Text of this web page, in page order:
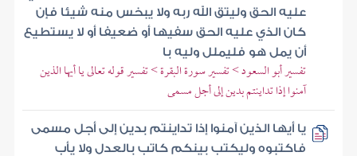
عليه الحق وليتق الله ربه ولا يبخس منه شيئا فإن
كان الذي عليه الحق سفيها أو ضعيفا أو لا يستطيع
أن يمل هو فليملل وليه با
تفسير أبو السعود > تفسير سورة البقرة > تفسير قوله تعالى يا أيها الذين
آمنوا إذا تداينتم بدين إلى أجل مسمى
يا أيها الذين آمنوا إذا تداينتم بدين إلى أجل مسمى
فاكتبوه وليكتب بينكم كاتب بالعدل ولا يأب